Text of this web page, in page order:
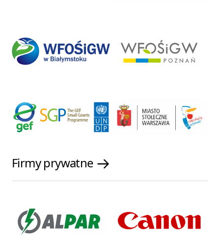
Firmy prywatne